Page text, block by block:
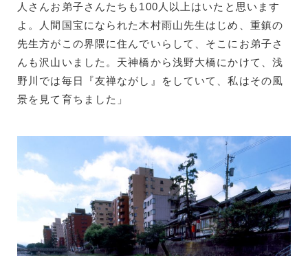
人さんお弟子さんたちも100人以上はいたと思います
よ。人間国宝になられた木村雨山先生はじめ、重鎮の
先生方がこの界隈に住んでいらして、そこにお弟子さ
んも沢山いました。天神橋から浅野大橋にかけて、浅
野川では毎日『友禅ながし』をしていて、私はその風
景を見て育ちました」